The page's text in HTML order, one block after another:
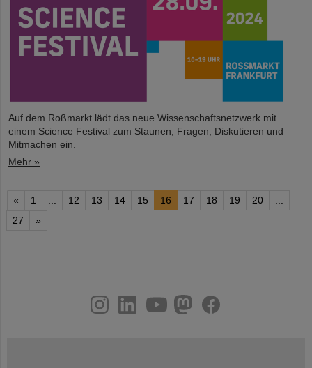
Auf dem Roßmarkt lädt das neue Wissenschaftsnetzwerk mit
einem Science Festival zum Staunen, Fragen, Diskutieren und
Mitmachen ein.
Mehr »
« 1 12 13 14 15 16 17 18 19 20
27
»
youtube
helmholtz.social
facebook